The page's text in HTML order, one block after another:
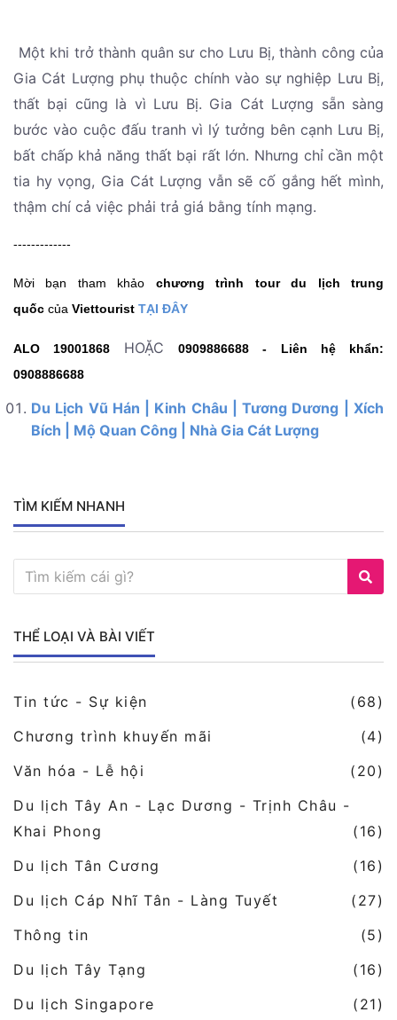
Một khi trở thành quân sư cho Lưu Bị, thành công của
Gia Cát Lượng phụ thuộc chính vào sự nghiệp Lưu Bị,
thất bại cũng là vì Lưu Bị. Gia Cát Lượng sẵn sàng
bước vào cuộc đấu tranh vì lý tưởng bên cạnh Lưu Bị,
bất chấp khả năng thất bại rất lớn. Nhưng chỉ cần một
tia hy vọng, Gia Cát Lượng vẫn sẽ cố gắng hết mình,
thậm chí cả việc phải trả giá bằng tính mạng.
-------------
Mời bạn tham khảo chương trình tour du lịch trung
quốc của Viettourist TẠI ĐÂY
ALO 19001868 HOẶC 0909886688 -
Liên hệ khẩn:
0908886688
Du Lịch Vũ Hán | Kinh Châu | Tương Dương | Xích
Bích | Mộ Quan Công | Nhà Gia Cát Lượng
TÌM KIẾM NHANH
THỂ LOẠI VÀ BÀI VIẾT
Tin tức - Sự kiện
(68)
Chương trình khuyến mãi
(4)
Văn hóa - Lễ hội
(20)
Du lịch Tây An - Lạc Dương - Trịnh Châu -
Khai Phong
(16)
Du lịch Tân Cương
(16)
Du lịch Cáp Nhĩ Tân - Làng Tuyết
(27)
Thông tin
(5)
Du lịch Tây Tạng
(16)
Du lịch Singapore
(21)